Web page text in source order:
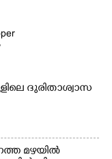
ദുരിതാശ്വാസ
മഴയിൽ